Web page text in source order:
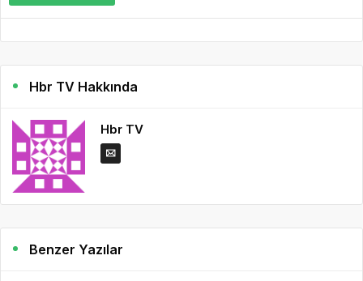
Hbr TV Hakkında
Hbr TV
Benzer Yazılar